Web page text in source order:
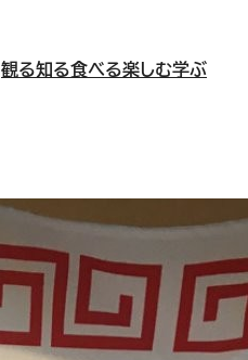
観る知る食べる楽しむ学ぶ